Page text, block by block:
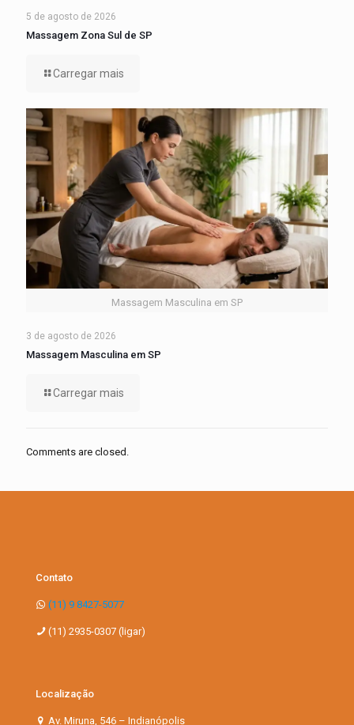
5 de agosto de 2026
Massagem Zona Sul de SP
Carregar mais
Massagem Masculina em SP
3 de agosto de 2026
Massagem Masculina em SP
Carregar mais
Comments are closed.
Contato
(11) 9 8427-5077
(11) 2935-0307 (ligar)
Localização
Av. Miruna, 546 – Indianópolis